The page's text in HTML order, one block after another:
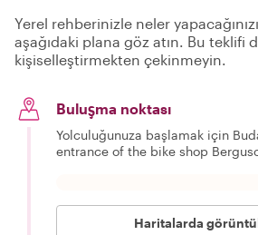
Yerel rehberinizle neler
aşağıdaki plana göz atın. Bu teklifi
kişiselleştirmekten çekinmeyin.
Buluşma noktası
Yolculuğunuza başlamak için
entrance of the bike shop
Haritalarda